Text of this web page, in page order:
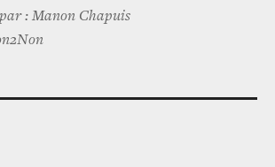
: Manon Chapuis